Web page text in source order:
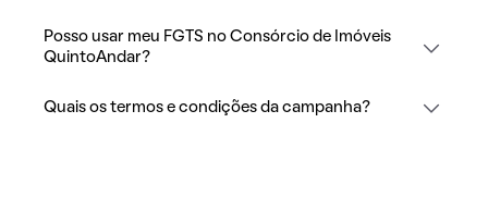
Posso usar meu FGTS no Consórcio de Imóveis
QuintoAndar?
Quais os termos e condições da campanha?